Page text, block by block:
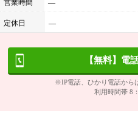
営業時間 ―
定休日 ―
【無料】電
※IP電話、ひかり電話から
利用時間帯 8